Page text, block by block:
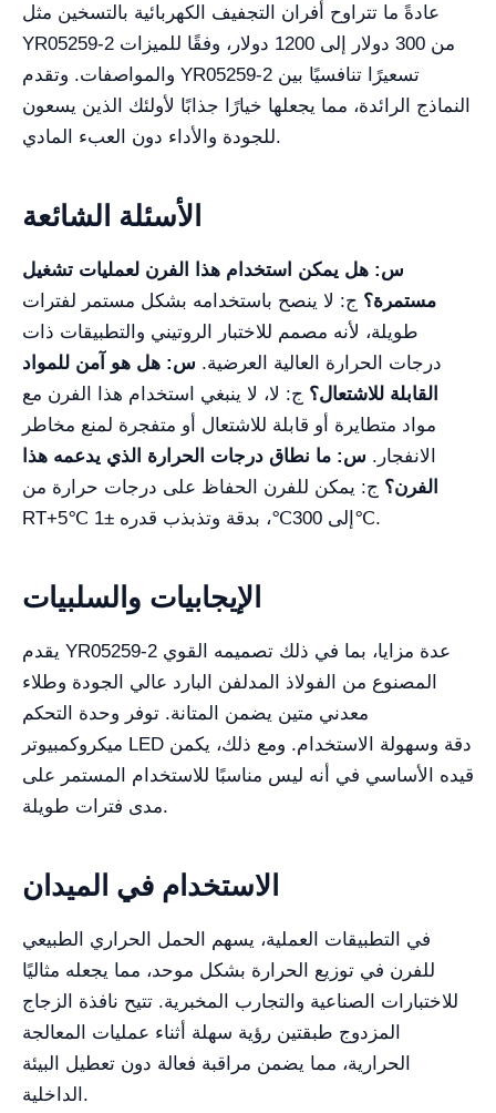
عادةً ما تتراوح أفران التجفيف الكهربائية بالتسخين مثل
YR05259-2 من 300 دولار إلى 1200 دولار، وفقًا للميزات
والمواصفات. وتقدم YR05259-2 تسعيرًا تنافسيًا بين
النماذج الرائدة، مما يجعلها خيارًا جذابًا لأولئك الذين يسعون
للجودة والأداء دون العبء المادي.
الأسئلة الشائعة
س: هل يمكن استخدام هذا الفرن لعمليات تشغيل
مستمرة؟ ج: لا ينصح باستخدامه بشكل مستمر لفترات
طويلة، لأنه مصمم للاختبار الروتيني والتطبيقات ذات
درجات الحرارة العالية العرضية. س: هل هو آمن للمواد
القابلة للاشتعال؟ ج: لا، لا ينبغي استخدام هذا الفرن مع
مواد متطايرة أو قابلة للاشتعال أو متفجرة لمنع مخاطر
الانفجار. س: ما نطاق درجات الحرارة الذي يدعمه هذا
الفرن؟ ج: يمكن للفرن الحفاظ على درجات حرارة من
RT+5℃ إلى 300℃، بدقة وتذبذب قدره ±1℃.
الإيجابيات والسلبيات
يقدم YR05259-2 عدة مزايا، بما في ذلك تصميمه القوي
المصنوع من الفولاذ المدلفن البارد عالي الجودة وطلاء
معدني متين يضمن المتانة. توفر وحدة التحكم
ميكروكمبيوتر LED دقة وسهولة الاستخدام. ومع ذلك، يكمن
قيده الأساسي في أنه ليس مناسبًا للاستخدام المستمر على
مدى فترات طويلة.
الاستخدام في الميدان
في التطبيقات العملية، يسهم الحمل الحراري الطبيعي
للفرن في توزيع الحرارة بشكل موحد، مما يجعله مثاليًا
للاختبارات الصناعية والتجارب المخبرية. تتيح نافذة الزجاج
المزدوج طبقتين رؤية سهلة أثناء عمليات المعالجة
الحرارية، مما يضمن مراقبة فعالة دون تعطيل البيئة
الداخلية.